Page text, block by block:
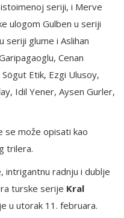
seriji, i Merve
ulogom Gulben u seriji
seriji glume i Aslihan
Cenan
Etik, Ezgi Ulusoy,
Idil Yener, Aysen Gurler,
se može opisati kao
trilera.
intrigantnu radnju i dublje
turske serije Kral
je u utorak 11. februara.